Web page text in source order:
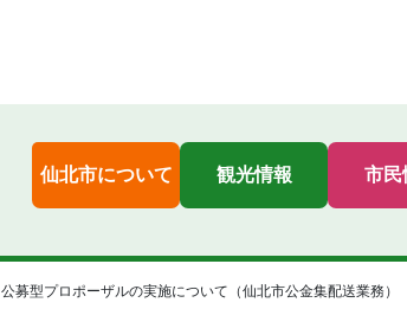
仙北市について 観光情報 市民
公募型プロポーザルの実施について（仙北市公金集配送業務）